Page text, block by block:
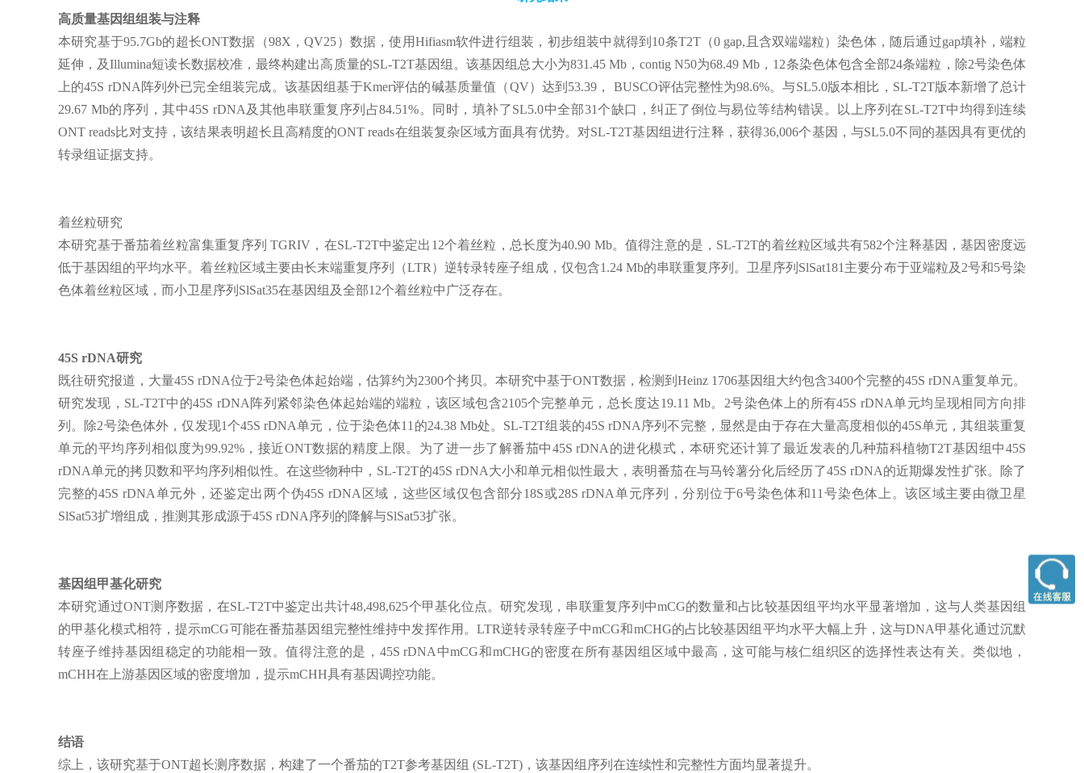
高质量基因组组装与注释
本研究基于95.7Gb的超长ONT数据（98X，QV25）数据，使用Hifiasm软件进行组装，初步组装中就得到10条T2T（0 gap,且含双端端粒）染色体，随后通过gap填补，端粒
延伸，及Illumina短读长数据校准，最终构建出高质量的SL-T2T基因组。该基因组总大小为831.45 Mb，contig N50为68.49 Mb，12条染色体包含全部24条端粒，除2号染色体
上的45S rDNA阵列外已完全组装完成。该基因组基于Kmer评估的碱基质量值（QV）达到53.39， BUSCO评估完整性为98.6%。与SL5.0版本相比，SL-T2T版本新增了总计
29.67 Mb的序列，其中45S rDNA及其他串联重复序列占84.51%。同时，填补了SL5.0中全部31个缺口，纠正了倒位与易位等结构错误。以上序列在SL-T2T中均得到连续
ONT reads比对支持，该结果表明超长且高精度的ONT reads在组装复杂区域方面具有优势。对SL-T2T基因组进行注释，获得36,006个基因，与SL5.0不同的基因具有更优的
转录组证据支持。
着丝粒研究
本研究基于番茄着丝粒富集重复序列 TGRIV，在SL-T2T中鉴定出12个着丝粒，总长度为40.90 Mb。值得注意的是，SL-T2T的着丝粒区域共有582个注释基因，基因密度远
低于基因组的平均水平。着丝粒区域主要由长末端重复序列（LTR）逆转录转座子组成，仅包含1.24 Mb的串联重复序列。卫星序列SlSat181主要分布于亚端粒及2号和5号染
色体着丝粒区域，而小卫星序列SlSat35在基因组及全部12个着丝粒中广泛存在。
45S rDNA研究
既往研究报道，大量45S rDNA位于2号染色体起始端，估算约为2300个拷贝。本研究中基于ONT数据，检测到Heinz 1706基因组大约包含3400个完整的45S rDNA重复单元。
研究发现，SL-T2T中的45S rDNA阵列紧邻染色体起始端的端粒，该区域包含2105个完整单元，总长度达19.11 Mb。2号染色体上的所有45S rDNA单元均呈现相同方向排
列。除2号染色体外，仅发现1个45S rDNA单元，位于染色体11的24.38 Mb处。SL-T2T组装的45S rDNA序列不完整，显然是由于存在大量高度相似的45S单元，其组装重复
单元的平均序列相似度为99.92%，接近ONT数据的精度上限。为了进一步了解番茄中45S rDNA的进化模式，本研究还计算了最近发表的几种茄科植物T2T基因组中45S
rDNA单元的拷贝数和平均序列相似性。在这些物种中，SL-T2T的45S rDNA大小和单元相似性最大，表明番茄在与马铃薯分化后经历了45S rDNA的近期爆发性扩张。除了
完整的45S rDNA单元外，还鉴定出两个伪45S rDNA区域，这些区域仅包含部分18S或28S rDNA单元序列，分别位于6号染色体和11号染色体上。该区域主要由微卫星
SlSat53扩增组成，推测其形成源于45S rDNA序列的降解与SlSat53扩张。
基因组甲基化研究
本研究通过ONT测序数据，在SL-T2T中鉴定出共计48,498,625个甲基化位点。研究发现，串联重复序列中mCG的数量和占比较基因组平均水平显著增加，这与人类基因组
的甲基化模式相符，提示mCG可能在番茄基因组完整性维持中发挥作用。LTR逆转录转座子中mCG和mCHG的占比较基因组平均水平大幅上升，这与DNA甲基化通过沉默
转座子维持基因组稳定的功能相一致。值得注意的是，45S rDNA中mCG和mCHG的密度在所有基因组区域中最高，这可能与核仁组织区的选择性表达有关。类似地，
mCHH在上游基因区域的密度增加，提示mCHH具有基因调控功能。
结语
综上，该研究基于ONT超长测序数据，构建了一个番茄的T2T参考基因组 (SL-T2T)，该基因组序列在连续性和完整性方面均显著提升。